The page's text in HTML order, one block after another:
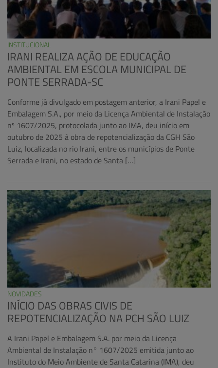
INSTITUCIONAL
IRANI REALIZA AÇÃO DE EDUCAÇÃO
AMBIENTAL EM ESCOLA MUNICIPAL DE
PONTE SERRADA-SC
Conforme já divulgado em postagem anterior, a Irani Papel e
Embalagem S.A., por meio da Licença Ambiental de Instalação
nº 1607/2025, protocolada junto ao IMA, deu início em
outubro de 2025 à obra de repotencialização da CGH São
Luiz, localizada no rio Irani, entre os municípios de Ponte
Serrada e Irani, no estado de Santa […]
NOVIDADES
INÍCIO DAS OBRAS CIVIS DE
REPOTENCIALIZAÇÃO NA PCH SÃO LUIZ
A Irani Papel e Embalagem S.A. por meio da Licença
Ambiental de Instalação n° 1607/2025 emitida junto ao
Instituto do Meio Ambiente de Santa Catarina (IMA), deu